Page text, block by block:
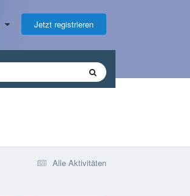
Jetzt registrieren
Alle Aktivitäten